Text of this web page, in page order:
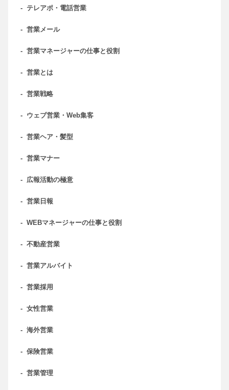
- テレアポ・電話営業
- 営業メール
- 営業マネージャーの仕事と役割
- 営業とは
- 営業戦略
- ウェブ営業・Web集客
- 営業ヘア・髪型
- 営業マナー
- 広報活動の極意
- 営業日報
- WEBマネージャーの仕事と役割
- 不動産営業
- 営業アルバイト
- 営業採用
- 女性営業
- 海外営業
- 保険営業
- 営業管理